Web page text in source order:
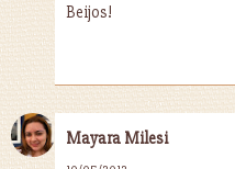
Beijos!
Mayara Milesi